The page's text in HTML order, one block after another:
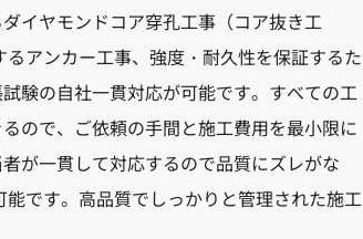
イヤモンドコア穿孔工事（コア抜き工
アンカー工事、強度・耐久性を保証するた
験の自社一貫対応が可能です。すべての工
ので、ご依頼の手間と施工費用を最小限に
が一貫して対応するので品質にズレがな
です。高品質でしっかりと管理された施工